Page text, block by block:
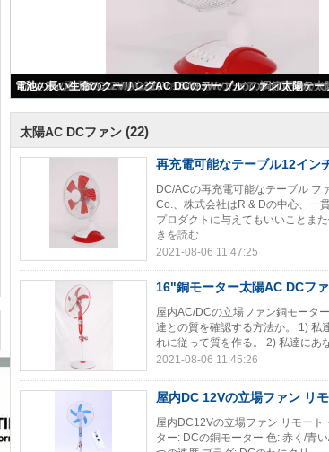
再充電可能なテーブル12インチ電池が付いている太陽AC
太陽AC DCファン (22)
再充電可能なテーブル12イン
DC/ACの再充電可能なテーブル フ
Co.、株式会社はR & Dの中心、一
プロダクトに与えてもいいことま
きを読む
2021-08-06 11:47:25
16"銅モーター太陽AC DCフ
屋内AC/DCの立場ファン銅モータ
達との質を確認する方法か。 1) 私
れに従って質を作る。 2) 私達にあ
2021-08-06 11:45:26
屋内DC 12Vの立場ファン リ
屋内DC12Vの立場ファン リモー
ター: DCの銅モーター 色: 赤く/青